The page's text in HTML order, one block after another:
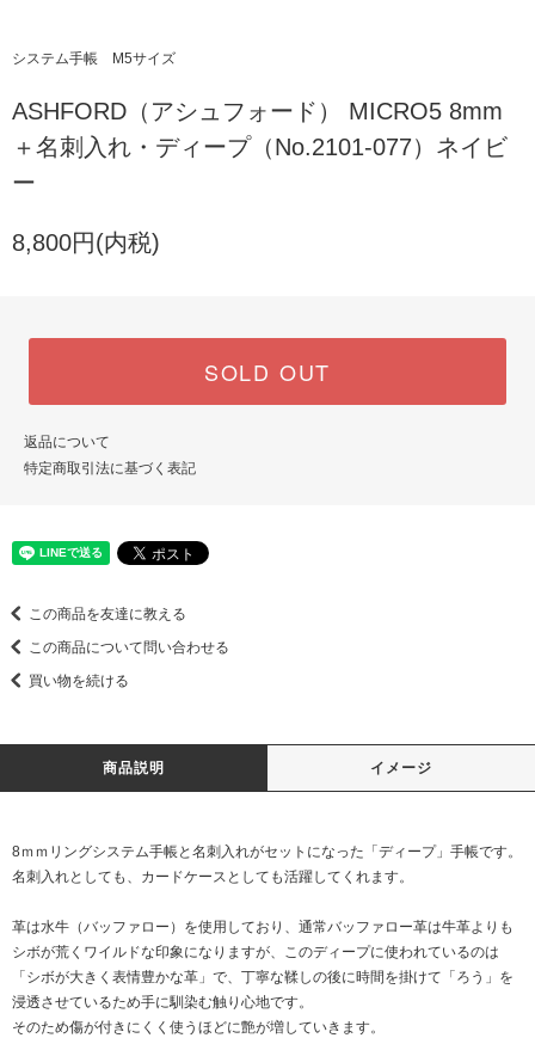
システム手帳 M5サイズ
ASHFORD（アシュフォード） MICRO5 8mm
＋名刺入れ・ディープ（No.2101-077）ネイビ
ー
8,800円(内税)
SOLD OUT
返品について
特定商取引法に基づく表記
この商品を友達に教える
この商品について問い合わせる
買い物を続ける
商品説明 イメージ
8ｍｍリングシステム手帳と名刺入れがセットになった「ディープ」手帳です。
名刺入れとしても、カードケースとしても活躍してくれます。
革は水牛（バッファロー）を使用しており、通常バッファロー革は牛革よりも
シボが荒くワイルドな印象になりますが、このディープに使われているのは
「シボが大きく表情豊かな革」で、丁寧な鞣しの後に時間を掛けて「ろう」を
浸透させているため手に馴染む触り心地です。
そのため傷が付きにくく使うほどに艶が増していきます。